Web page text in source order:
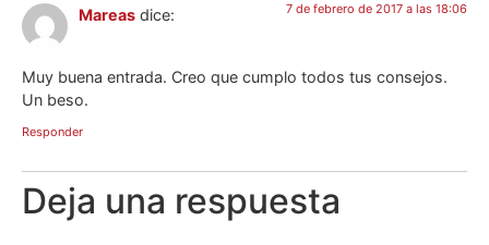
Mareas dice: 7 de febrero de 2017 a las 18:06
Muy buena entrada. Creo que cumplo todos tus consejos.
Un beso.
Responder
Deja una respuesta